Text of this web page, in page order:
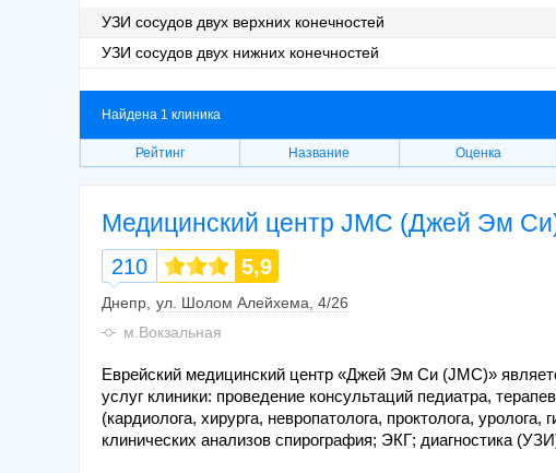
УЗИ сосудов двух верхних конечностей
УЗИ сосудов двух нижних конечностей
Найдена 1 клиника
Рейтинг Название Оценка
Медицинский центр JMC (Джей Эм
210 5,9
Днепр ул. Шолом Алейхема, 4/26
м.Вокзальная
Еврейский медицинский центр «Джей Эм Си (JMC)»
услуг клиники: проведение консультаций педиатра,
(кардиолога, хирурга, невропатолога, проктолога,
клинических анализов спирография; ЭКГ; диагностика